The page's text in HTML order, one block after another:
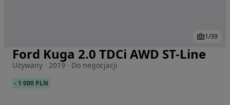
Zdjęcie 1 z 39
1/39
Ford Kuga 2.0 TDCi AWD ST-Line
Używany · 2019 · Do negocjacji
- 1 000 PLN